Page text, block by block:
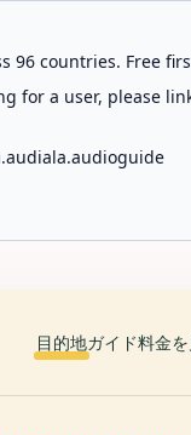
countries. Free
for a user, please
目的地ガイド料金